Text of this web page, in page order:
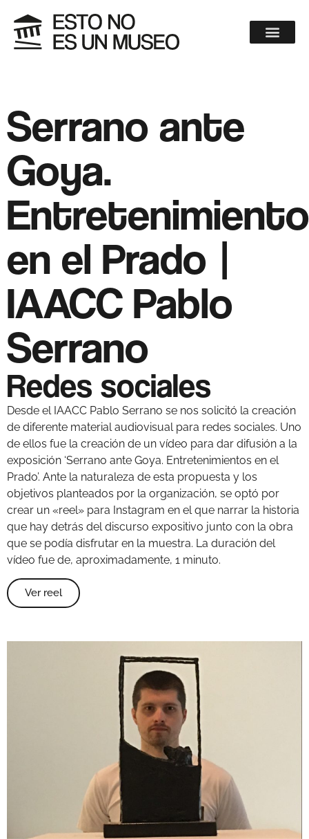
Serrano ante
Goya.
en el Prado |
IAACC Pablo
Serrano
Redes sociales
Desde el IAACC Pablo Serrano se nos solicitó la creación
de diferente material audiovisual para redes sociales. Uno
de ellos fue la creación de un vídeo para dar difusión a la
exposición ‘Serrano ante Goya. Entretenimientos en el
Prado’. Ante la naturaleza de esta propuesta y los
objetivos planteados por la organización, se optó por
crear un «reel» para Instagram en el que narrar la historia
que hay detrás del discurso expositivo junto con la obra
que se podía disfrutar en la muestra. La duración del
vídeo fue de, aproximadamente, 1 minuto.
Ver reel